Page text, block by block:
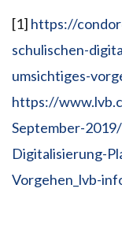
[1] https://
schulischen-
umsichtiges-
https://
September-
Digitalisierung-
Vorgehen_lvb-